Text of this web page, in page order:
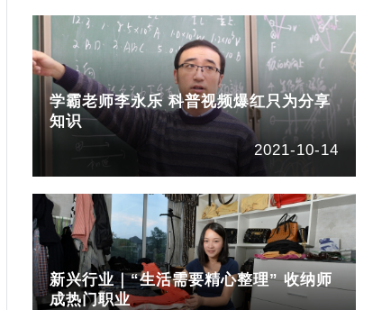
学霸老师李永乐 科普视频爆红只为分享
知识
2021-10-14
新兴行业｜“生活需要精心整理” 收纳师
成热门职业